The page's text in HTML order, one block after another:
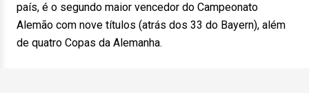
país, é o segundo maior vencedor do Campeonato
Alemão com nove títulos (atrás dos 33 do Bayern), além
de quatro Copas da Alemanha.